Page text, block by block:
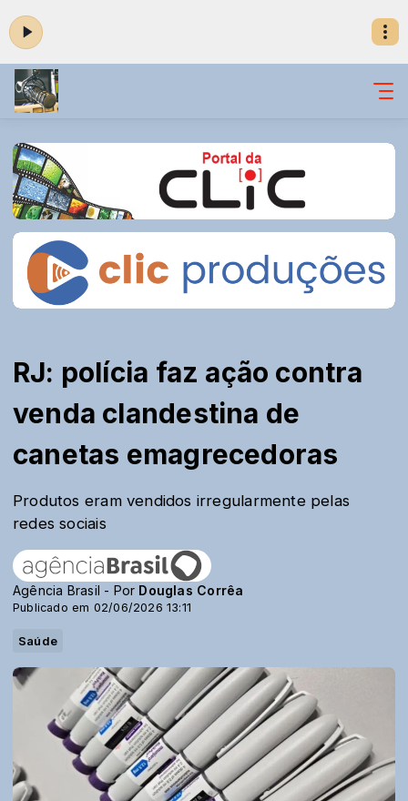
RJ: polícia faz ação contra
venda clandestina de
canetas emagrecedoras
Produtos eram vendidos irregularmente pelas
redes sociais
Agência Brasil - Por Douglas Corrêa
Publicado em 02/06/2026 13:11
Saúde